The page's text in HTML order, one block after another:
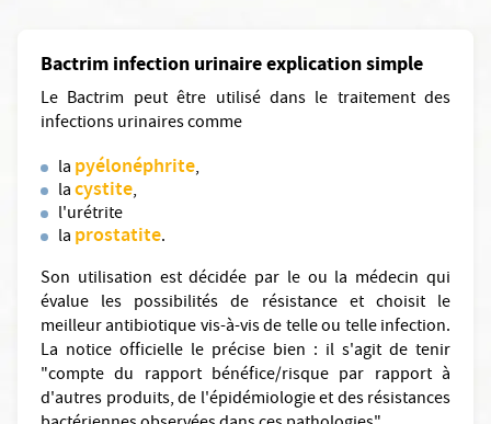
Bactrim infection urinaire explication simple
Le Bactrim peut être utilisé dans le traitement des
infections urinaires comme
la pyélonéphrite,
lacystite,
l'urétrite
la prostatite.
Son utilisation est décidée par le ou la médecin qui
évalue les possibilités de résistance et choisit le
meilleur antibiotique vis-à-vis de telle ou telle infection.
La notice officielle le précise bien : il s'agit de tenir
"compte du rapport bénéfice/risque par rapport à
d'autres produits, de l'épidémiologie et des résistances